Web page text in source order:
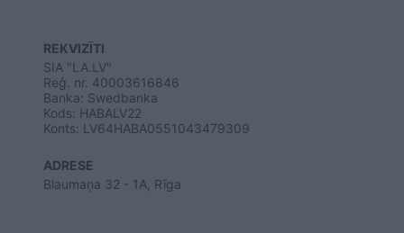
REKVIZĪTI
SIA "LA.LV"
Reģ. nr. 40003616846
Banka: Swedbanka
Kods: HABALV22
Konts: LV64HABA0551043479309
ADRESE
Blaumaņa 32 - 1A, Rīga